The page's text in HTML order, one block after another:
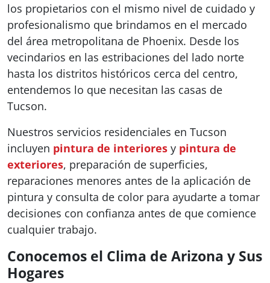
los propietarios con el mismo nivel de cuidado y
profesionalismo que brindamos en el mercado
del área metropolitana de Phoenix. Desde los
vecindarios en las estribaciones del lado norte
hasta los distritos históricos cerca del centro,
entendemos lo que necesitan las casas de
Tucson.
Nuestros servicios residenciales en Tucson
incluyen pintura de interiores y pintura de
exteriores, preparación de superficies,
reparaciones menores antes de la aplicación de
pintura y consulta de color para ayudarte a tomar
decisiones con confianza antes de que comience
cualquier trabajo.
Conocemos el Clima de Arizona y Sus
Hogares